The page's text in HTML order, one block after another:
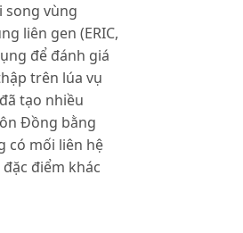
song vùng
liên gen (ERIC,
để đánh giá
trên lúa vụ
tạo nhiều
Đồng bằng
có mối liên hệ
điểm khác